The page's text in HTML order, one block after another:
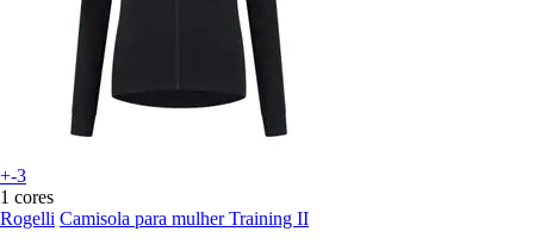
+-3
1 cores
Rogelli Camisola para mulher Training II